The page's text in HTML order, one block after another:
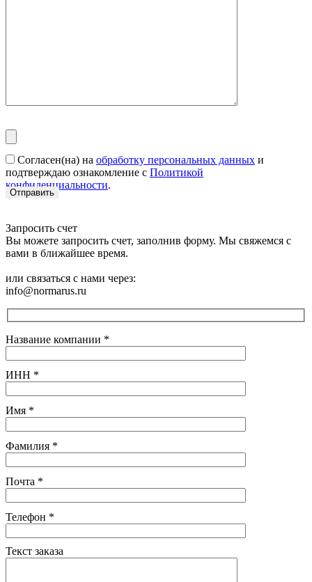
Согласен(на) на обработку персональных данных и
подтверждаю ознакомление с Политикой
конфиденциальности.
Запросить счет
Вы можете запросить счет, заполнив форму. Мы свяжемся с
вами в ближайшее время.
или связаться с нами через:
info@normarus.ru
Название компании *
ИНН *
Имя *
Фамилия *
Почта *
Телефон *
Текст заказа